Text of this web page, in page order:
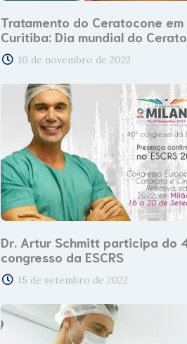
Tratamento do Ceratocone em
Curitiba: Dia mundial do
10 de novembro de 2022
Dr. Artur Schmitt participa do
congresso da ESCRS
15 de setembro de 2022